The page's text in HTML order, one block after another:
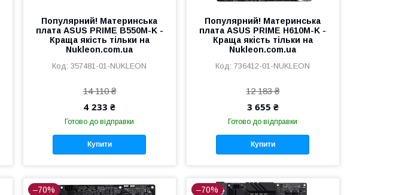
Популярний! Материнська
плата ASUS PRIME B550M-K -
Краща якість тільки на
Nukleon.com.ua
357481-01-NUKLEON
14 110 ₴
4 233 ₴
Готово до відправки
Купити
Популярний! Материнська
плата ASUS PRIME H610M-K -
Краща якість тільки на
Nukleon.com.ua
736412-01-NUKLEON
12 183 ₴
3 655 ₴
Готово до відправки
Купити
–70% –70%